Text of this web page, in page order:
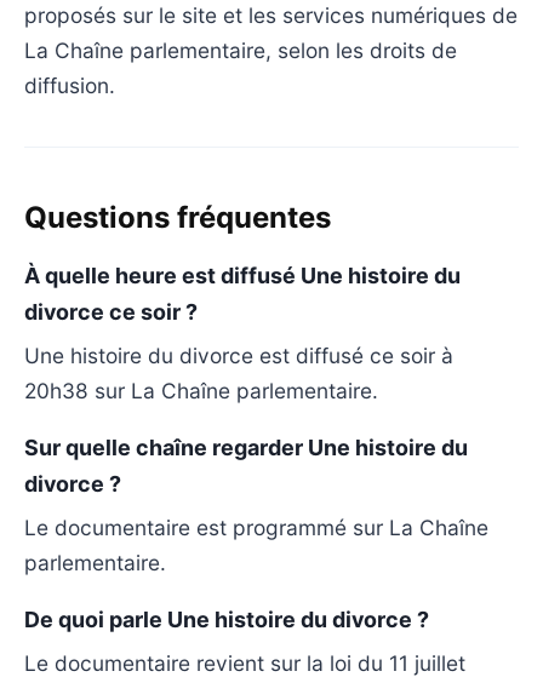
proposés sur le site et les services numériques de
La Chaîne parlementaire, selon les droits de
diffusion.
Questions fréquentes
À quelle heure est diffusé Une histoire du
divorce ce soir ?
Une histoire du divorce est diffusé ce soir à
20h38 sur La Chaîne parlementaire.
Sur quelle chaîne regarder Une histoire du
divorce ?
Le documentaire est programmé sur La Chaîne
parlementaire.
De quoi parle Une histoire du divorce ?
Le documentaire revient sur la loi du 11 juillet